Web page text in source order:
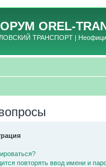
OREL-
ТРАНСПОРТ |
повторять ввод имени и